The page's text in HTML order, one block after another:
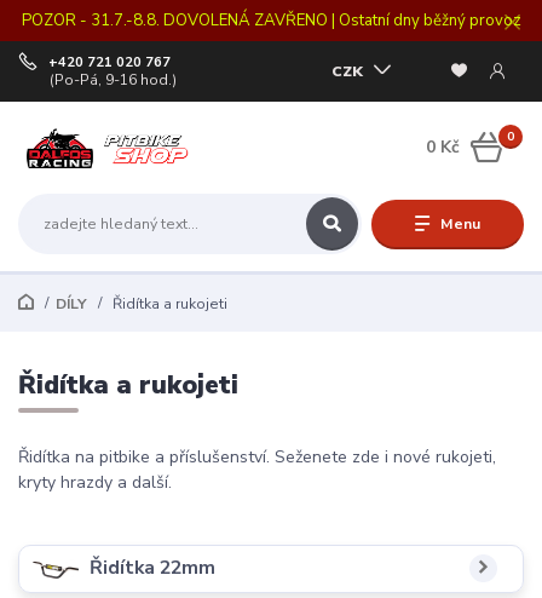
POZOR - 31.7.-8.8. DOVOLENÁ ZAVŘENO | Ostatní dny běžný provoz
Menu
CZK
+420 721 020 767
(Po-Pá, 9-16 hod.)
0
0 Kč
DÍLY Řidítka a rukojeti
Řidítka a rukojeti
Řidítka na pitbike a příslušenství. Seženete zde i nové rukojeti,
kryty hrazdy a další.
Řidítka 22mm